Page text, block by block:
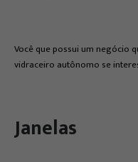
Você que possui um negócio
vidraceiro autônomo se
Janelas